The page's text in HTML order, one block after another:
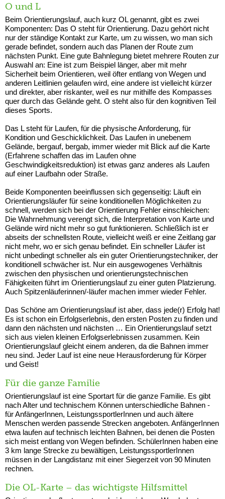
O und L
Beim Orientierungslauf, auch kurz OL genannt, gibt es zwei
Komponenten: Das O steht für Orientierung. Dazu gehört nicht
nur der ständige Kontakt zur Karte, um zu wissen, wo man sich
gerade befindet, sondern auch das Planen der Route zum
nächsten Punkt. Eine gute Bahnlegung bietet mehrere Routen zur
Auswahl an: Eine ist zum Beispiel länger, aber mit mehr
Sicherheit beim Orientieren, weil öfter entlang von Wegen und
anderen Leitlinien gelaufen wird, eine andere ist vielleicht kürzer
und direkter, aber riskanter, weil es nur mithilfe des Kompasses
quer durch das Gelände geht. O steht also für den kognitiven Teil
dieses Sports.
Das L steht für Laufen, für die physische Anforderung, für
Kondition und Geschicklichkeit. Das Laufen in unebenem
Gelände, bergauf, bergab, immer wieder mit Blick auf die Karte
(Erfahrene schaffen das im Laufen ohne
Geschwindigkeitsreduktion) ist etwas ganz anderes als Laufen
auf einer Laufbahn oder Straße.
Beide Komponenten beeinflussen sich gegenseitig: Läuft ein
Orientierungsläufer für seine konditionellen Möglichkeiten zu
schnell, werden sich bei der Orientierung Fehler einschleichen:
Die Wahrnehmung verengt sich, die Interpretation von Karte und
Gelände wird nicht mehr so gut funktionieren. Schließlich ist er
abseits der schnellsten Route, vielleicht weiß er eine Zeitlang gar
nicht mehr, wo er sich genau befindet. Ein schneller Läufer ist
nicht unbedingt schneller als ein guter Orientierungstechniker, der
konditionell schwächer ist. Nur ein ausgewogenes Verhältnis
zwischen den physischen und orientierungstechnischen
Fähigkeiten führt im Orientierungslauf zu einer guten Platzierung.
Auch Spitzenläuferinnen/-läufer machen immer wieder Fehler.
Das Schöne am Orientierungslauf ist aber, dass jede(r) Erfolg hat!
Es ist schon ein Erfolgserlebnis, den ersten Posten zu finden und
dann den nächsten und nächsten … Ein Orientierungslauf setzt
sich aus vielen kleinen Erfolgserlebnissen zusammen. Kein
Orientierungslauf gleicht einem anderen, da die Bahnen immer
neu sind. Jeder Lauf ist eine neue Herausforderung für Körper
und Geist!
Für die ganze Familie
Orientierungslauf ist eine Sportart für die ganze Familie. Es gibt
nach Alter und technischem Können unterschiedliche Bahnen -
für AnfängerInnen, LeistungssportlerInnen und auch ältere
Menschen werden passende Strecken angeboten. AnfängerInnen
etwa laufen auf technisch leichten Bahnen, bei denen die Posten
sich meist entlang von Wegen befinden. SchülerInnen haben eine
3 km lange Strecke zu bewältigen, LeistungssportlerInnen
müssen in der Langdistanz mit einer Siegerzeit von 90 Minuten
rechnen.
Die OL-Karte – das wichtigste Hilfsmittel